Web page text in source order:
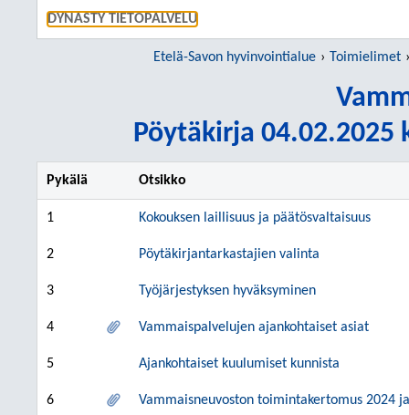
DYNASTY TIETOPALVELU
Etelä-Savon hyvinvointialue Toimielimet
Pöytäkirja 04.02.2025
Pykälä Otsikko
1 Kokouksen laillisuus ja päätösvaltaisuus
2 Pöytäkirjantarkastajien valinta
3 Työjärjestyksen hyväksyminen
4 Vammaispalvelujen ajankohtaiset asiat
5 Ajankohtaiset kuulumiset kunnista
6 Vammaisneuvoston toimintakertomus 2024